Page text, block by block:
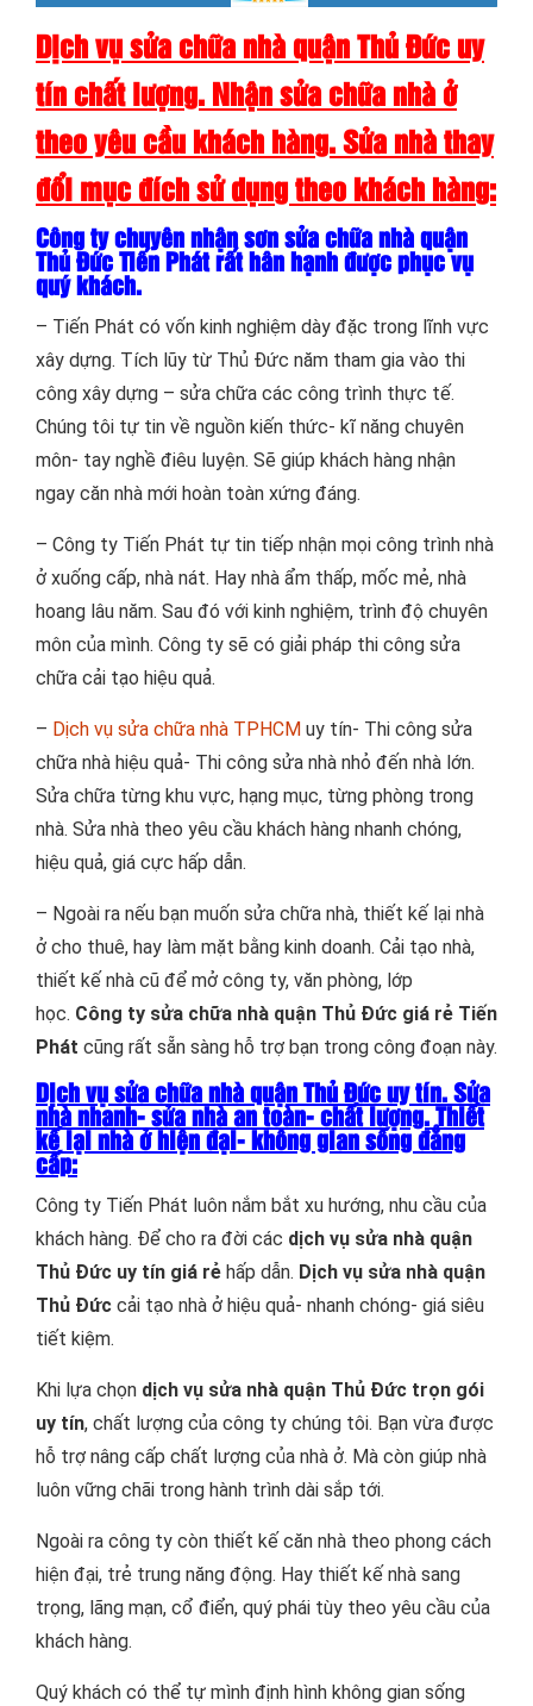
Dịch vụ sửa chữa nhà quận Thủ Đức uy
tín chất lượng. Nhận sửa chữa nhà ở
theo yêu cầu khách hàng. Sửa nhà thay
đổi mục đích sử dụng theo khách hàng:
Công ty chuyên nhận sơn sửa chữa nhà quận
Thủ Đức Tiến Phát rất hân hạnh được phục vụ
quý khách.
– Tiến Phát có vốn kinh nghiệm dày đặc trong lĩnh vực
xây dựng. Tích lũy từ Thủ Đức năm tham gia vào thi
công xây dựng – sửa chữa các công trình thực tế.
Chúng tôi tự tin về nguồn kiến thức- kĩ năng chuyên
môn- tay nghề điêu luyện. Sẽ giúp khách hàng nhận
ngay căn nhà mới hoàn toàn xứng đáng.
– Công ty Tiến Phát tự tin tiếp nhận mọi công trình nhà
ở xuống cấp, nhà nát. Hay nhà ẩm thấp, mốc mẻ, nhà
hoang lâu năm. Sau đó với kinh nghiệm, trình độ chuyên
môn của mình. Công ty sẽ có giải pháp thi công sửa
chữa cải tạo hiệu quả.
– Dịch vụ sửa chữa nhà TPHCM uy tín- Thi công sửa
chữa nhà hiệu quả- Thi công sửa nhà nhỏ đến nhà lớn.
Sửa chữa từng khu vực, hạng mục, từng phòng trong
nhà. Sửa nhà theo yêu cầu khách hàng nhanh chóng,
hiệu quả, giá cực hấp dẫn.
– Ngoài ra nếu bạn muốn sửa chữa nhà, thiết kế lại nhà
ở cho thuê, hay làm mặt bằng kinh doanh. Cải tạo nhà,
thiết kế nhà cũ để mở công ty, văn phòng, lớp
học. Công ty sửa chữa nhà quận Thủ Đức giá rẻ Tiến
Phát cũng rất sẵn sàng hỗ trợ bạn trong công đoạn này.
Dịch vụ sửa chữa nhà quận Thủ Đức uy tín. Sửa
nhà nhanh- sửa nhà an toàn- chất lượng. Thiết
kế lại nhà ở hiện đại- không gian sống đẳng
cấp:
Công ty Tiến Phát luôn nắm bắt xu hướng, nhu cầu của
khách hàng. Để cho ra đời các dịch vụ sửa nhà quận
Thủ Đức uy tín giá rẻ hấp dẫn. Dịch vụ sửa nhà quận
Thủ Đức cải tạo nhà ở hiệu quả- nhanh chóng- giá siêu
tiết kiệm.
Khi lựa chọn dịch vụ sửa nhà quận Thủ Đức trọn gói
uy tín, chất lượng của công ty chúng tôi. Bạn vừa được
hỗ trợ nâng cấp chất lượng của nhà ở. Mà còn giúp nhà
luôn vững chãi trong hành trình dài sắp tới.
Ngoài ra công ty còn thiết kế căn nhà theo phong cách
hiện đại, trẻ trung năng động. Hay thiết kế nhà sang
trọng, lãng mạn, cổ điển, quý phái tùy theo yêu cầu của
khách hàng.
Quý khách có thể tự mình định hình không gian sống